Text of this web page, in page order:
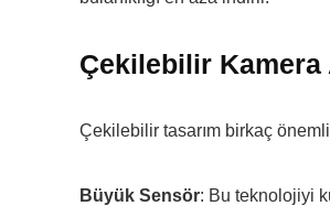
Çekilebilir Kamera
Çekilebilir tasarım birkaç
Büyük Sensör: Bu teknolojiyi